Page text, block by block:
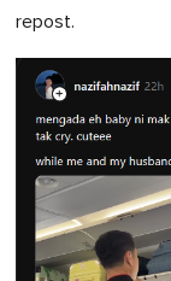
repost.